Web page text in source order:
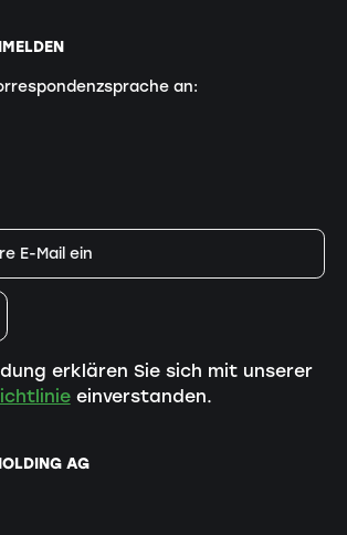
AG
an:
erklären Sie sich mit unserer
einverstanden.